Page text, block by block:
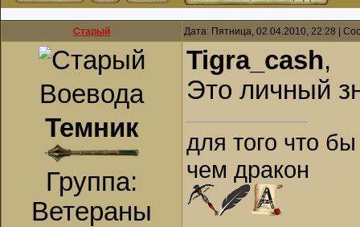
Старый Дата: Пятница, 02.04.2010, 22:28 |
Воевода
Темник
Группа:
Ветераны
Tigra_cash,
Это личный
для того что
чем дракон